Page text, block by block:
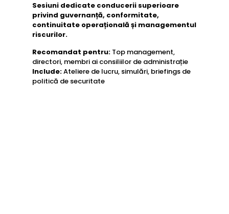
Sesiuni dedicate conducerii superioare
privind guvernanță, conformitate,
continuitate operațională și managementul
riscurilor.
Recomandat pentru:Top management,
directori, membri ai consiliilor de administrație
Include:Ateliere de lucru, simulări, briefings de
politică de securitate